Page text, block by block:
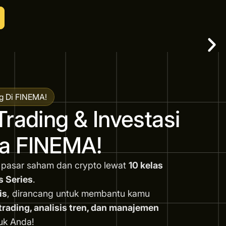
Di FINEMA!
& Investasi
FINEMA!
saham dan crypto lewat 10 kelas
Series.
, dirancang untuk membantu kamu
analisis tren, dan manajemen
Anda!